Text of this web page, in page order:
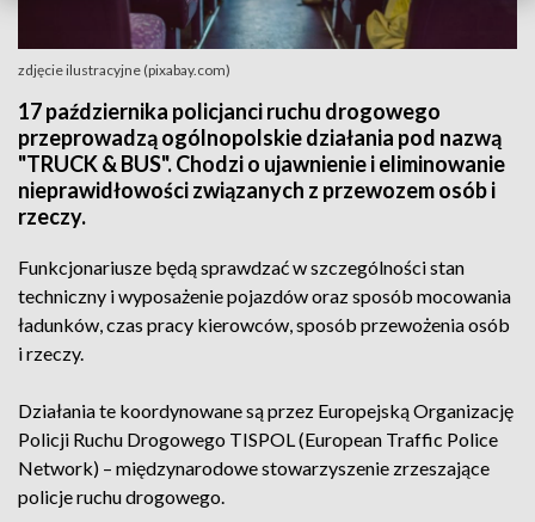
zdjęcie ilustracyjne (pixabay.com)
17 października policjanci ruchu drogowego
przeprowadzą ogólnopolskie działania pod nazwą
"TRUCK & BUS". Chodzi o ujawnienie i eliminowanie
nieprawidłowości związanych z przewozem osób i
rzeczy.
Funkcjonariusze będą sprawdzać w szczególności stan
techniczny i wyposażenie pojazdów oraz sposób mocowania
ładunków, czas pracy kierowców, sposób przewożenia osób
i rzeczy.
Działania te koordynowane są przez Europejską Organizację
Policji Ruchu Drogowego TISPOL (European Traffic Police
Network) – międzynarodowe stowarzyszenie zrzeszające
policje ruchu drogowego.